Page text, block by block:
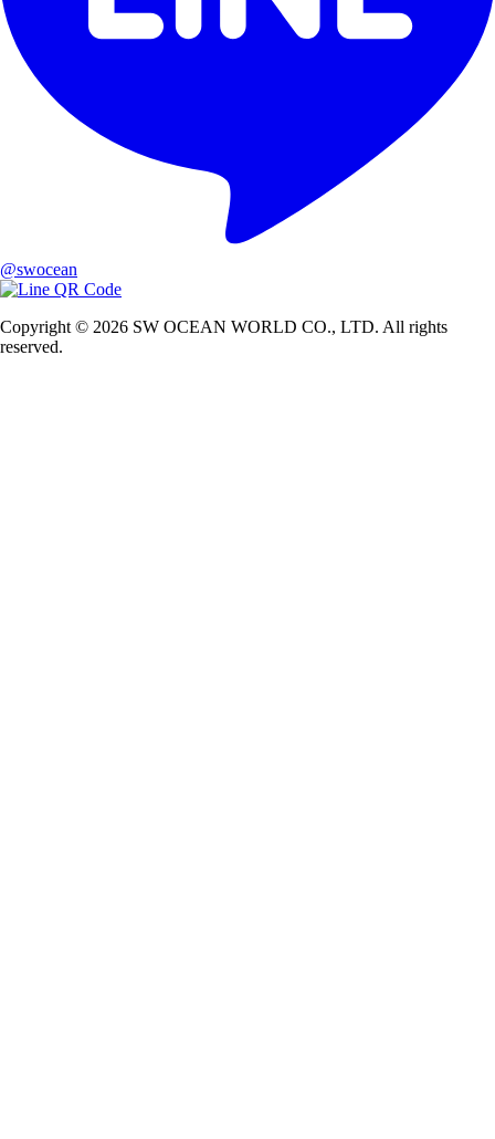
@swocean
Copyright © 2026 SW OCEAN WORLD CO., LTD. All rights
reserved.